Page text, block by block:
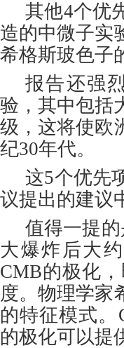
其他4个优
造的中微子实
希格斯玻色子
报告还强
验，其中包括
级，这将使欧
纪30年代。
这5个优先
议提出的建议
值得一提
大爆炸后大
CMB的极化
度。物理学家
的特征模式
的极化可以提